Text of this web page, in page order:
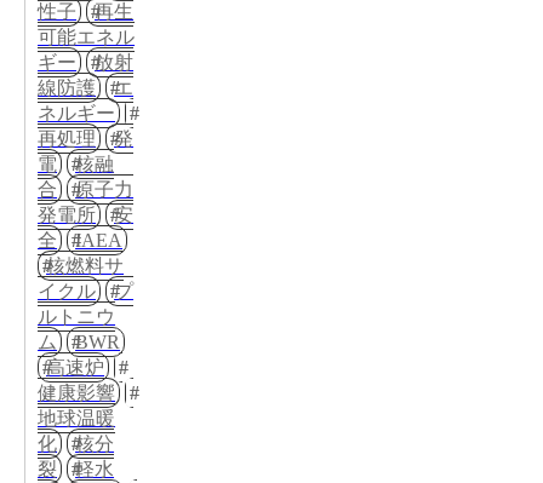
性子
再生
可能エネル
ギー
放射
線防護
エ
ネルギー
再処理
発
電
核融
合
原子力
発電所
安
全
IAEA
核燃料サ
イクル
プ
ルトニウ
ム
BWR
高速炉
健康影響
地球温暖
化
核分
裂
軽水